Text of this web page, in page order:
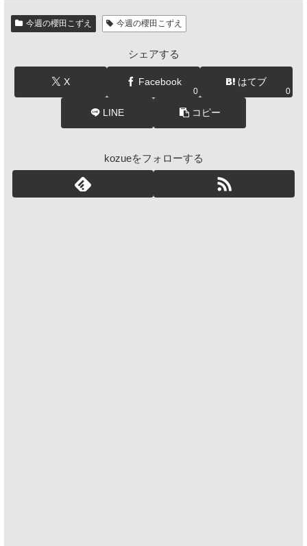
今週の櫻田こずえ 今週の櫻田こずえ
シェアする
X Facebook
0
はてブ
0
LINE コピー
kozueをフォローする